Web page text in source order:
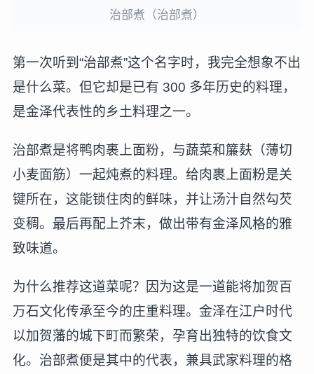
治部煮（治部煮）
第一次听到“治部煮”这个名字时，我完全想象不出
是什么菜。但它却是已有 300 多年历史的料理，
是金泽代表性的乡土料理之一。
治部煮是将鸭肉裹上面粉，与蔬菜和簾麸（薄切
小麦面筋）一起炖煮的料理。给肉裹上面粉是关
键所在，这能锁住肉的鲜味，并让汤汁自然勾芡
变稠。最后再配上芥末，做出带有金泽风格的雅
致味道。
为什么推荐这道菜呢？因为这是一道能将加贺百
万石文化传承至今的庄重料理。金泽在江户时代
以加贺藩的城下町而繁荣，孕育出独特的饮食文
化。治部煮便是其中的代表，兼具武家料理的格